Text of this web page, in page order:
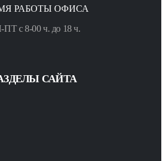
РАБОТЫ ОФИСА
с 8-00 ч. до 18 ч.
САЙТА